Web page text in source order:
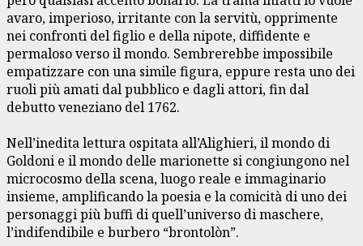
avaro, imperioso, irritante con la servitù, opprimente
nei confronti del figlio e della nipote, diffidente e
permaloso verso il mondo. Sembrerebbe impossibile
empatizzare con una simile figura, eppure resta uno dei
ruoli più amati dal pubblico e dagli attori, fin dal
debutto veneziano del 1762.
Nell’inedita lettura ospitata all’Alighieri, il mondo di
Goldoni e il mondo delle marionette si congiungono nel
microcosmo della scena, luogo reale e immaginario
insieme, amplificando la poesia e la comicità di uno dei
personaggi più buffi di quell’universo di maschere,
l’indifendibile e burbero “brontolòn”.